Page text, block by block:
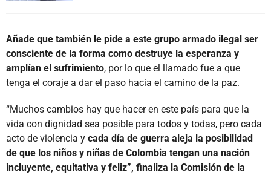
Añade que también le pide a este grupo armado ilegal ser
consciente de la forma como destruye la esperanza y
amplían el sufrimiento, por lo que el llamado fue a que
tenga el coraje a dar el paso hacia el camino de la paz.
“Muchos cambios hay que hacer en este país para que la
vida con dignidad sea posible para todos y todas, pero cada
acto de violencia y cada día de guerra aleja la posibilidad
de que los niños y niñas de Colombia tengan una nación
incluyente, equitativa y feliz”, finaliza la Comisión de la